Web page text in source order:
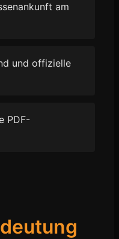
am
und offizielle
PDF-